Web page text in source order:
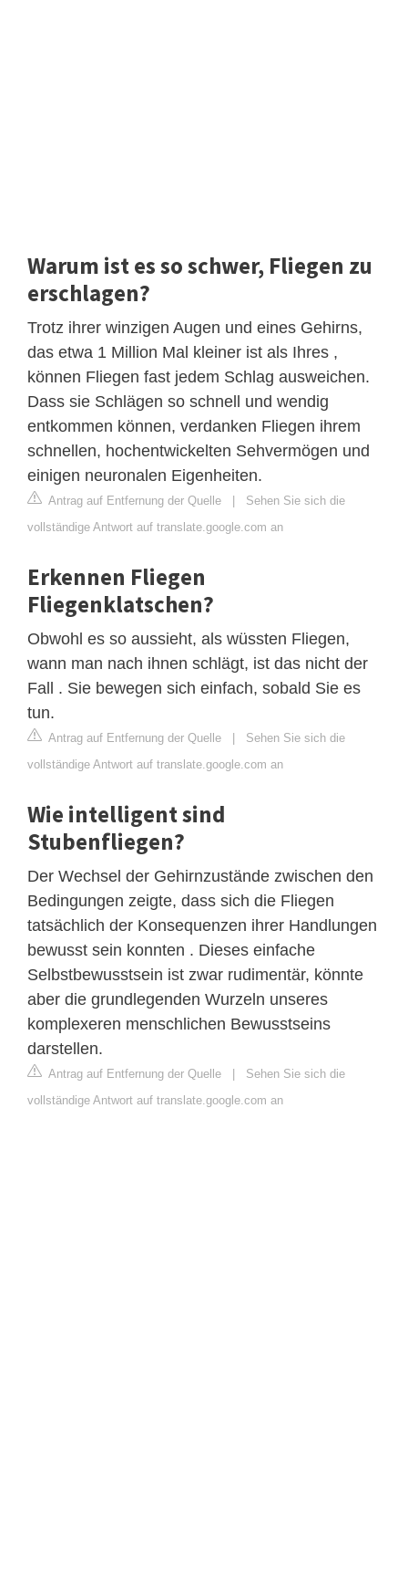
Warum ist es so schwer, Fliegen zu
erschlagen?
Trotz ihrer winzigen Augen und eines Gehirns,
das etwa 1 Million Mal kleiner ist als Ihres ,
können Fliegen fast jedem Schlag ausweichen.
Dass sie Schlägen so schnell und wendig
entkommen können, verdanken Fliegen ihrem
schnellen, hochentwickelten Sehvermögen und
einigen neuronalen Eigenheiten.
Antrag auf Entfernung der Quelle | Sehen Sie sich die
vollständige Antwort auf translate.google.com an
Erkennen Fliegen
Fliegenklatschen?
Obwohl es so aussieht, als wüssten Fliegen,
wann man nach ihnen schlägt, ist das nicht der
Fall . Sie bewegen sich einfach, sobald Sie es
tun.
Antrag auf Entfernung der Quelle | Sehen Sie sich die
vollständige Antwort auf translate.google.com an
Wie intelligent sind
Stubenfliegen?
Der Wechsel der Gehirnzustände zwischen den
Bedingungen zeigte, dass sich die Fliegen
tatsächlich der Konsequenzen ihrer Handlungen
bewusst sein konnten . Dieses einfache
Selbstbewusstsein ist zwar rudimentär, könnte
aber die grundlegenden Wurzeln unseres
komplexeren menschlichen Bewusstseins
darstellen.
Antrag auf Entfernung der Quelle | Sehen Sie sich die
vollständige Antwort auf translate.google.com an